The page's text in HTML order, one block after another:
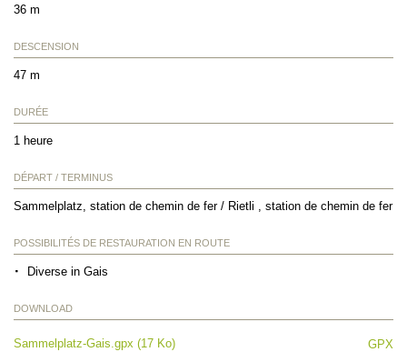
36 m
DESCENSION
47 m
DURÉE
1 heure
DÉPART / TERMINUS
Sammelplatz, station de chemin de fer / Rietli , station de chemin de fer
POSSIBILITÉS DE RESTAURATION EN ROUTE
Diverse in Gais
DOWNLOAD
Sammelplatz-Gais.gpx (17 Ko) GPX